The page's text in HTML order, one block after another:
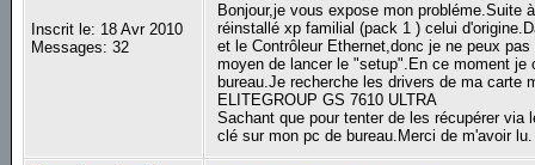
Inscrit le: 18 Avr 2010
Messages: 32
Bonjour,je vous expose mon probléme.Suite
réinstallé xp familial (pack 1 ) celui
et le Contrôleur Ethernet,donc je ne peux
moyen de lancer le "setup".En ce moment
bureau.Je recherche les drivers de ma carte
ELITEGROUP GS 7610 ULTRA
Sachant que pour tenter de les récupérer
clé sur mon pc de bureau.Merci de m'avoir